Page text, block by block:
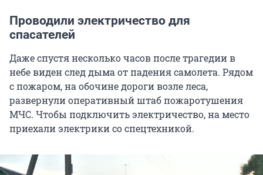
Проводили электричество для
спасателей
Даже спустя несколько часов после трагедии в
небе виден след дыма от падения самолета. Рядом
с пожаром, на обочине дороги возле леса,
развернули оперативный штаб пожаротушения
МЧС. Чтобы подключить электричество, на место
приехали электрики со спецтехникой.